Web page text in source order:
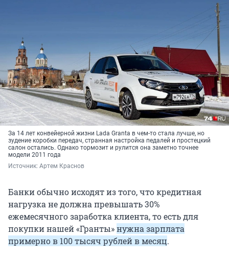
За 14 лет конвейерной жизни Lada Granta в чем-то стала лучше, но
зудение коробки передач, странная настройка педалей и простецкий
салон остались. Однако тормозит и рулится она заметно точнее
модели 2011 года
Источник: Артем Краснов
Банки обычно исходят из того, что кредитная
нагрузка не должна превышать 30%
ежемесячного заработка клиента, то есть для
покупки нашей «Гранты»нужна зарплата
примерно в 100 тысяч рублей в месяц.